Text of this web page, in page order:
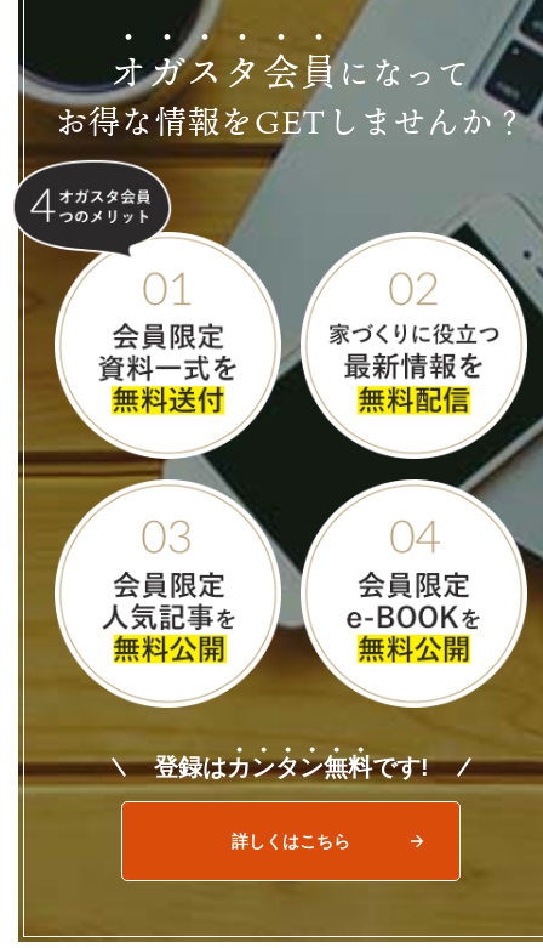
オガス タ会員になって
お得な情報をGETしませんか？
登録はカンタン無料です!
詳しくはこちら